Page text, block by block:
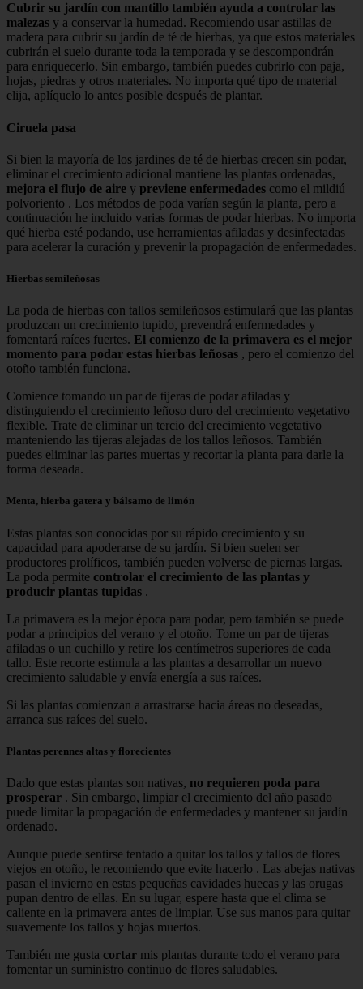
Cubrir su jardín con mantillo también ayuda a controlar las
malezas y a conservar la humedad. Recomiendo usar astillas de
madera para cubrir su jardín de té de hierbas, ya que estos materiales
cubrirán el suelo durante toda la temporada y se descompondrán
para enriquecerlo. Sin embargo, también puedes cubrirlo con paja,
hojas, piedras y otros materiales. No importa qué tipo de material
elija, aplíquelo lo antes posible después de plantar.
Ciruela pasa
Si bien la mayoría de los jardines de té de hierbas crecen sin podar,
eliminar el crecimiento adicional mantiene las plantas ordenadas,
mejora el flujo de aire y previene enfermedades como el mildiú
polvoriento . Los métodos de poda varían según la planta, pero a
continuación he incluido varias formas de podar hierbas. No importa
qué hierba esté podando, use herramientas afiladas y desinfectadas
para acelerar la curación y prevenir la propagación de enfermedades.
Hierbas semileñosas
La poda de hierbas con tallos semileñosos estimulará que las plantas
produzcan un crecimiento tupido, prevendrá enfermedades y
fomentará raíces fuertes. El comienzo de la primavera es el mejor
momento para podar estas hierbas leñosas , pero el comienzo del
otoño también funciona.
Comience tomando un par de tijeras de podar afiladas y
distinguiendo el crecimiento leñoso duro del crecimiento vegetativo
flexible. Trate de eliminar un tercio del crecimiento vegetativo
manteniendo las tijeras alejadas de los tallos leñosos. También
puedes eliminar las partes muertas y recortar la planta para darle la
forma deseada.
Menta, hierba gatera y bálsamo de limón
Estas plantas son conocidas por su rápido crecimiento y su
capacidad para apoderarse de su jardín. Si bien suelen ser
productores prolíficos, también pueden volverse de piernas largas.
La poda permite controlar el crecimiento de las plantas y
producir plantas tupidas .
La primavera es la mejor época para podar, pero también se puede
podar a principios del verano y el otoño. Tome un par de tijeras
afiladas o un cuchillo y retire los centímetros superiores de cada
tallo. Este recorte estimula a las plantas a desarrollar un nuevo
crecimiento saludable y envía energía a sus raíces.
Si las plantas comienzan a arrastrarse hacia áreas no deseadas,
arranca sus raíces del suelo.
Plantas perennes altas y florecientes
Dado que estas plantas son nativas, no requieren poda para
prosperar . Sin embargo, limpiar el crecimiento del año pasado
puede limitar la propagación de enfermedades y mantener su jardín
ordenado.
Aunque puede sentirse tentado a quitar los tallos y tallos de flores
viejos en otoño, le recomiendo que evite hacerlo . Las abejas nativas
pasan el invierno en estas pequeñas cavidades huecas y las orugas
pupan dentro de ellas. En su lugar, espere hasta que el clima se
caliente en la primavera antes de limpiar. Use sus manos para quitar
suavemente los tallos y hojas muertos.
También me gusta cortar mis plantas durante todo el verano para
fomentar un suministro continuo de flores saludables.